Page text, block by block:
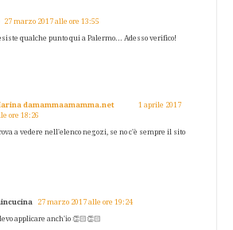
27 marzo 2017 alle ore 13:55
qualche punto qui a Palermo... Adesso verifico!
damammaamamma.net
1 aprile 2017
ore 18:26
a vedere nell'elenco negozi, se no c'è sempre il sito
27 marzo 2017 alle ore 19:24
applicare anch'io 👏🏻👏🏻